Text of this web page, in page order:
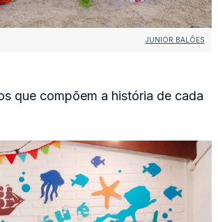
JUNIOR BALÕES
que compõem a história de cada